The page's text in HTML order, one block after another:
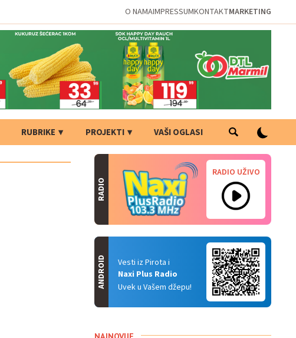
O NAMAIMPRESSUMKONTAKTMARKETING
RUBRIKE PROJEKTI VAŠI OGLASI
RADIO
RADIO UŽIVO
Vesti iz Pirota i
Naxi Plus Radio
Uvek u Vašem džepu!
ANDROID